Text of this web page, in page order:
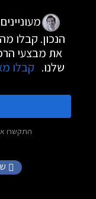
הנכון. קבלו
את מבצעי
שלנו. קבלו
התקשרו